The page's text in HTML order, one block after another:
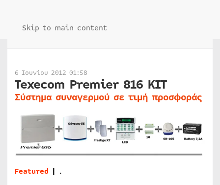
Skip to main content
6 Ιουνίου 2012 01:58
Texecom Premier 816 ΚΙΤ
Σύστημα συναγερμού σε τιμή προσφοράς
Featured | .